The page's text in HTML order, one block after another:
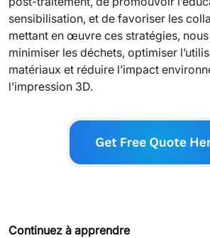
sensibilisation, et de favoriser les
mettant en œuvre ces stratégies,
minimiser les déchets, optimiser
matériaux et réduire l’impact
l’impression 3D.
Continuez à apprendre